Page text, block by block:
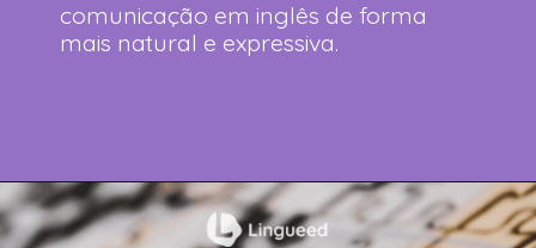
comunicação em inglês de forma
mais natural e expressiva.